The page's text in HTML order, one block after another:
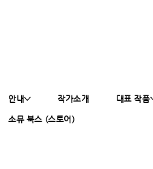
안내 작가소개 대표 작품
소뮤 북스 (스토어)